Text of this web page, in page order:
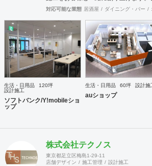
ョップ指定業者の施工知識もあり、
team geoworks チーム:ジオワークス
装工事職」+「電気専門職」の自社施
長年にわたり、クオリティー向上して
理解スピードも速い為、結果、業界い
負しております。 対応可能エリア 関
陸・関西・中国・九州エリア ※北海道
対応可能な業態 居酒屋 ダイニング・バー
生活・日用品
120坪
設計施工
ソフトバンク/Y!mobileショ
ップ
生活・日用品 60坪 設計施
auショップ
株式会社テクノス
東京都足立区梅島1-29-11
店舗デザイン
施工管理 設計施工